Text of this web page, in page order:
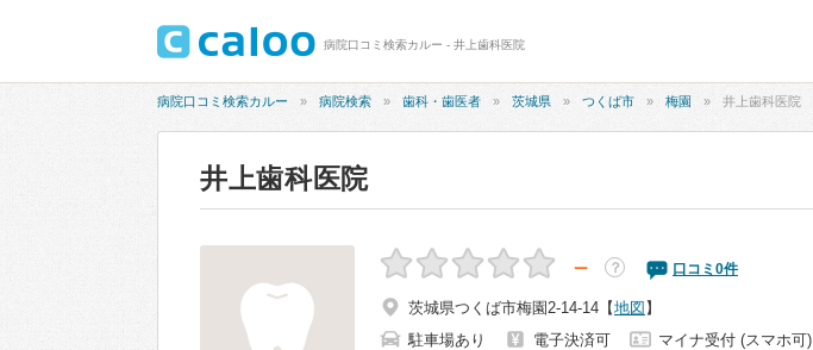
病院口コミ検索カルー - 井上歯科医院
病院口コミ検索カルー 病院検索 歯科・歯医者 茨城県 つくば市 梅園 井上歯科医院
井上歯科医院
－ ？ 口コミ 0件
茨城県つくば市梅園2-14-14 【地図 】
駐車場あり
電子決済可
マイナ受付 (スマホ可)